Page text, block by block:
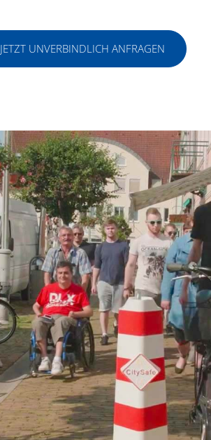
JETZT UNVERBINDLICH ANFRAGEN